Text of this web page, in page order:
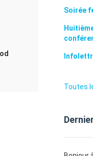
Soirée
Toutes